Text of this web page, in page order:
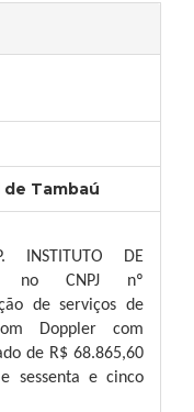
Tambaú
INSTITUTO DE
no CNPJ nº
de serviços de
Doppler com
de R$ 68.865,60
sessenta e cinco